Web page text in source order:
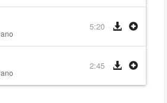
5:20
2:45